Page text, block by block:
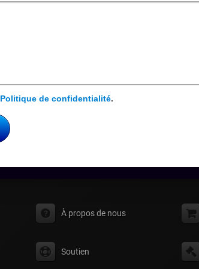
Politique de confidentialité.
À propos de nous
Soutien